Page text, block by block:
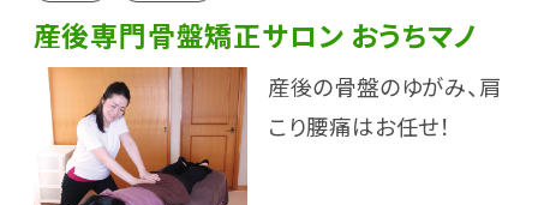
産後専門骨盤矯正サロン おうちマノ
産後の骨盤のゆがみ、肩
こり腰痛はお任せ！